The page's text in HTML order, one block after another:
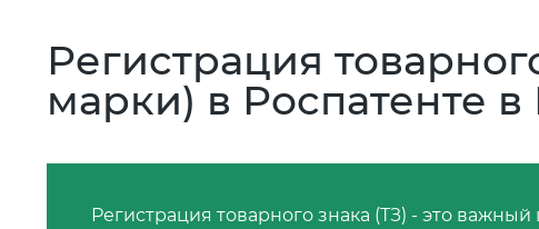
Регистрация
марки) в Роспатенте
Регистрация товарного знака (ТЗ) - это